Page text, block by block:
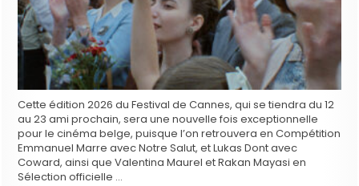
Cette édition 2026 du Festival de Cannes, qui se tiendra du 12
au 23 ami prochain, sera une nouvelle fois exceptionnelle
pour le cinéma belge, puisque l’on retrouvera en Compétition
Emmanuel Marre avec Notre Salut, et Lukas Dont avec
Coward, ainsi que Valentina Maurel et Rakan Mayasi en
Sélection officielle …